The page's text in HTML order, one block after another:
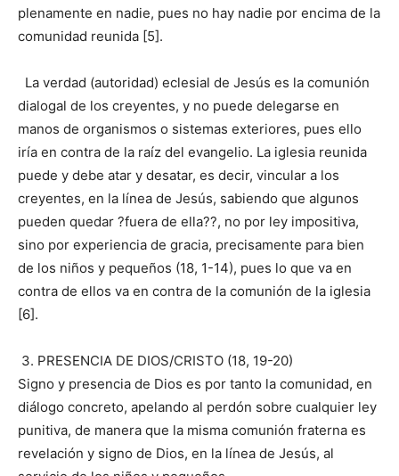
plenamente en nadie, pues no hay nadie por encima de la
comunidad reunida [5].
La verdad (autoridad) eclesial de Jesús es la comunión
dialogal de los creyentes, y no puede delegarse en
manos de organismos o sistemas exteriores, pues ello
iría en contra de la raíz del evangelio. La iglesia reunida
puede y debe atar y desatar, es decir, vincular a los
creyentes, en la línea de Jesús, sabiendo que algunos
pueden quedar ?fuera de ella??, no por ley impositiva,
sino por experiencia de gracia, precisamente para bien
de los niños y pequeños (18, 1-14), pues lo que va en
contra de ellos va en contra de la comunión de la iglesia
[6].
3. PRESENCIA DE DIOS/CRISTO (18, 19-20)
Signo y presencia de Dios es por tanto la comunidad, en
diálogo concreto, apelando al perdón sobre cualquier ley
punitiva, de manera que la misma comunión fraterna es
revelación y signo de Dios, en la línea de Jesús, al